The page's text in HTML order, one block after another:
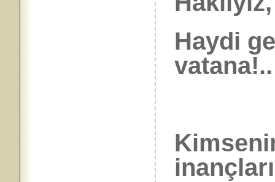
Haydi
vatana!..